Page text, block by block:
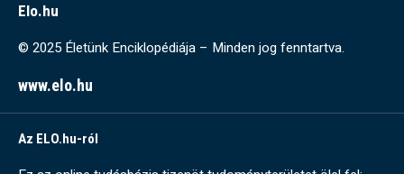
Elo.hu
© 2025 Életünk Enciklopédiája – Minden jog fenntartva.
www.elo.hu
Az ELO.hu-ról